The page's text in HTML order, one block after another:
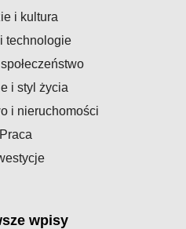
i kultura
technologie
i styl życia
i nieruchomości
Praca
wpisy